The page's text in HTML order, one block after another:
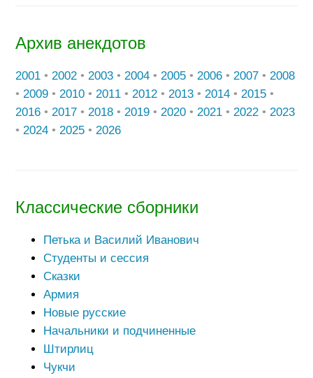
Архив анекдотов
2001 • 2002 • 2003 • 2004 • 2005 • 2006 • 2007 • 2008
• 2009 • 2010 • 2011 • 2012 • 2013 • 2014 • 2015 •
2016 • 2017 • 2018 • 2019 • 2020 • 2021 • 2022 • 2023
• 2024 • 2025 • 2026
Классические сборники
Петька и Василий Иванович
Студенты и сессия
Сказки
Армия
Новые русские
Начальники и подчиненные
Штирлиц
Чукчи